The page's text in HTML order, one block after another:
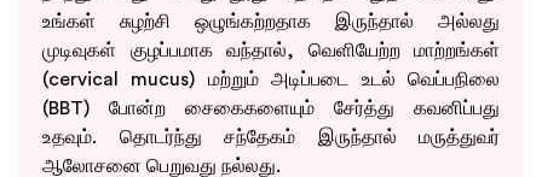
உங்கள் சுழற்சி ஒழுங்கற்றதாக இருந்தால் அல்லது
முடிவுகள் குழப்பமாக வந்தால், வெளியேற்ற மாற்றங்கள்
(cervical mucus) மற்றும் அடிப்படை உடல் வெப்பநிலை
(BBT) போன்ற சைகைகளையும் சேர்த்து கவனிப்பது
உதவும். தொடர்ந்து சந்தேகம் இருந்தால் மருத்துவர்
ஆலோசனை பெறுவது நல்லது.